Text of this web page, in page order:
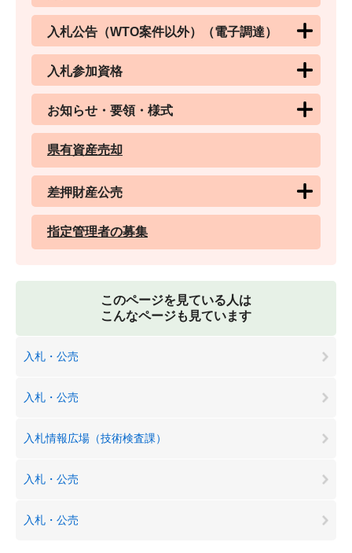
入札公告（WTO案件以外）（電子調達）
入札参加資格
お知らせ・要領・様式
県有資産売却
差押財産公売
指定管理者の募集
このページを見ている人は
こんなページも見ています
入札・公売
入札・公売
入札情報広場（技術検査課）
入札・公売
入札・公売